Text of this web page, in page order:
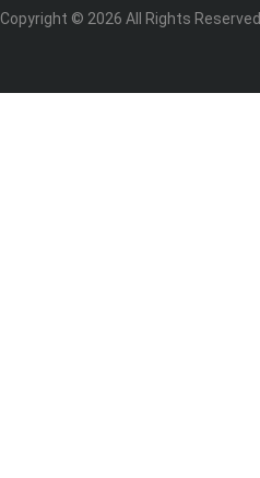
Copyright © 2026 All Rights Reserved